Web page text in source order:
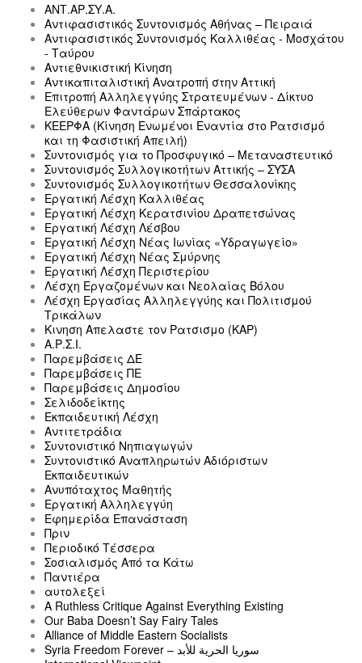
ΑΝΤ.ΑΡ.ΣΥ.Α.
Αντιφασιστικός Συντονισμός Αθήνας – Πειραιά
Αντιφασιστικός Συντονισμός Καλλιθέας - Μοσχάτου
- Ταύρου
Αντιεθνικιστική Κίνηση
Αντικαπιταλιστική Ανατροπή στην Αττική
Επιτροπή Αλληλεγγύης Στρατευμένων - Δίκτυο
Ελεύθερων Φαντάρων Σπάρτακος
ΚΕΕΡΦΑ (Κίνηση Ενωμένοι Εναντία στο Ρατσισμό
και τη Φασιστική Απειλή)
Συντονισμός για το Προσφυγικό – Μεταναστευτικό
Συντονισμός Συλλογικοτήτων Αττικής – ΣΥΣΑ
Συντονισμός Συλλογικοτήτων Θεσσαλονίκης
Εργατική Λέσχη Καλλιθέας
Εργατική Λέσχη Κερατσινίου Δραπετσώνας
Εργατική Λέσχη Λέσβου
Εργατική Λέσχη Νέας Ιωνίας «Υδραγωγείο»
Εργατική Λέσχη Νέας Σμύρνης
Εργατική Λέσχη Περιστερίου
Λέσχη Εργαζομένων και Νεολαίας Βόλου
Λέσχη Εργασίας Αλληλεγγύης και Πολιτισμού
Τρικάλων
Κινηση Απελαστε τον Ρατσισμο (ΚΑΡ)
Α.Ρ.Σ.Ι.
Παρεμβάσεις ΔΕ
Παρεμβάσεις ΠΕ
Παρεμβάσεις Δημοσίου
Σελιδοδείκτης
Εκπαιδευτική Λέσχη
Αντιτετράδια
Συντονιστικό Νηπιαγωγών
Συντονιστικό Αναπληρωτών Αδιόριστων
Εκπαιδευτικών
Ανυπόταχτος Μαθητής
Εργατική Αλληλεγγύη
Εφημερίδα Επανάσταση
Πριν
Περιοδικό Τέσσερα
Σοσιαλισμός Από τα Κάτω
Παντιέρα
αυτολεξεί
A Ruthless Critique Against Everything Existing
Our Baba Doesn’t Say Fairy Tales
Alliance of Middle Eastern Socialists
Syria Freedom Forever – سوريا الحرية للأبد